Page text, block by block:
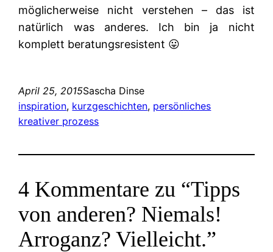
möglicherweise nicht verstehen – das ist
natürlich was anderes. Ich bin ja nicht
komplett beratungsresistent 😛
April 25, 2015Sascha Dinse
inspiration, kurzgeschichten, persönliches
kreativer prozess
4 Kommentare zu “Tipps
von anderen? Niemals!
Arroganz? Vielleicht.”